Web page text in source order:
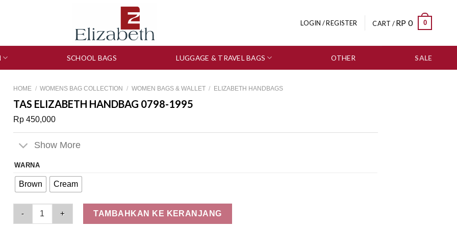
LOGIN / REGISTER CART /RP 0 0
SCHOOL BAGS LUGGAGE & TRAVEL BAGS OTHER SALE
HOME / WOMENS BAG COLLECTION / WOMEN BAGS & WALLET / ELIZABETH HANDBAGS
TAS ELIZABETH HANDBAG 0798-1995
Rp 450,000
Show More
WARNA
Brown Cream
Tas Elizabeth Handbag 0798-1995 quantity
TAMBAHKAN KE KERANJANG